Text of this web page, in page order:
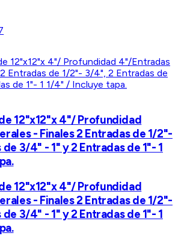
12"x12"x 4"/ Profundidad
- Finales 2 Entradas de 1/2"-
3/4" - 1" y 2 Entradas de 1"- 1
12"x12"x 4"/ Profundidad
- Finales 2 Entradas de 1/2"-
3/4" - 1" y 2 Entradas de 1"- 1